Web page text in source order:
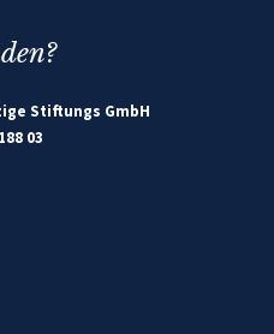
Stiftungs GmbH
03